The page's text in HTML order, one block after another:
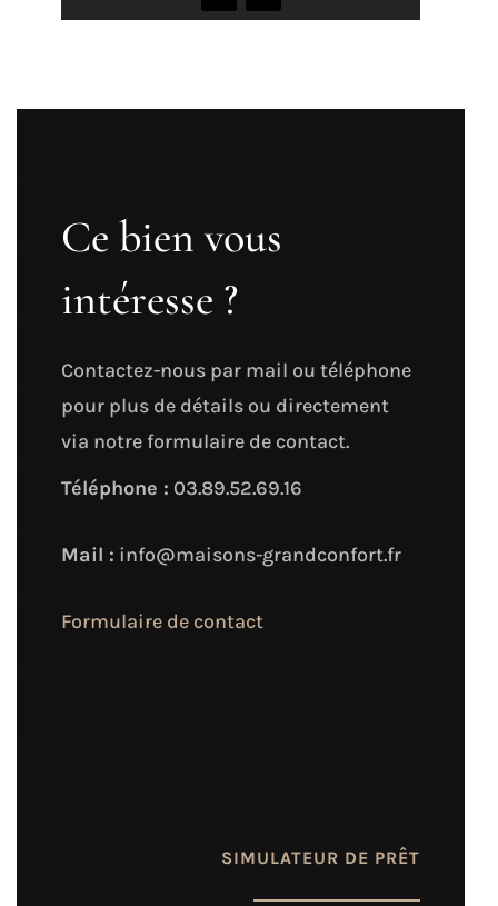
Ce bien vous
intéresse ?
Contactez-nous par mail ou téléphone
pour plus de détails ou directement
via notre formulaire de contact.
Téléphone : 03.89.52.69.16
Mail : info@maisons-grandconfort.fr
Formulaire de contact
SIMULATEUR DE PRÊT